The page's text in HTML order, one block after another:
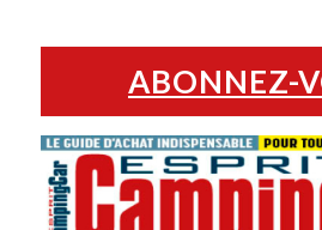
ABONNEZ-